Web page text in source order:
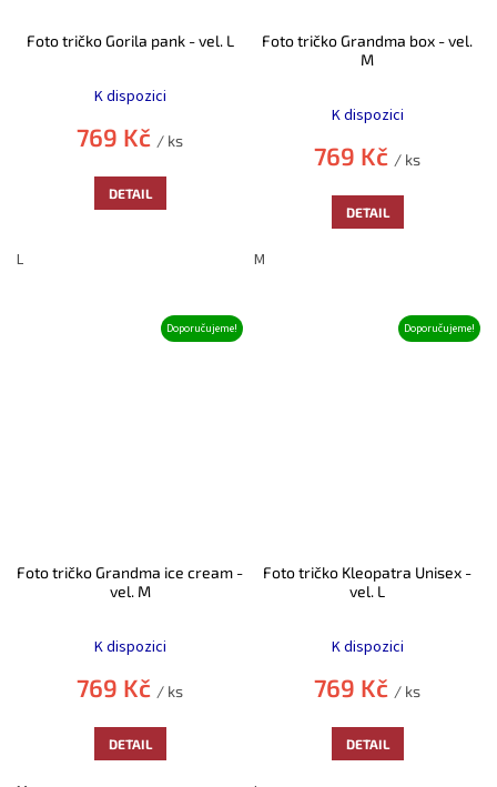
Foto tričko Gorila pank - vel. L
hodnocení
produktu
je
5,0
z
5
hvězdiček.
K dispozici
769 Kč / ks
DETAIL
L
Foto tričko Grandma box - vel.
M
hodnocení
produktu
je
5,0
z
5
hvězdiček.
K dispozici
769 Kč / ks
DETAIL
M
Doporučujeme!
Foto tričko Grandma ice cream -
vel. M
hodnocení
produktu
je
5,0
z
5
hvězdiček.
K dispozici
769 Kč / ks
DETAIL
Doporučujeme!
Foto tričko Kleopatra Unisex -
vel. L
hodnocení
produktu
je
5,0
z
5
hvězdiček.
K dispozici
769 Kč / ks
DETAIL